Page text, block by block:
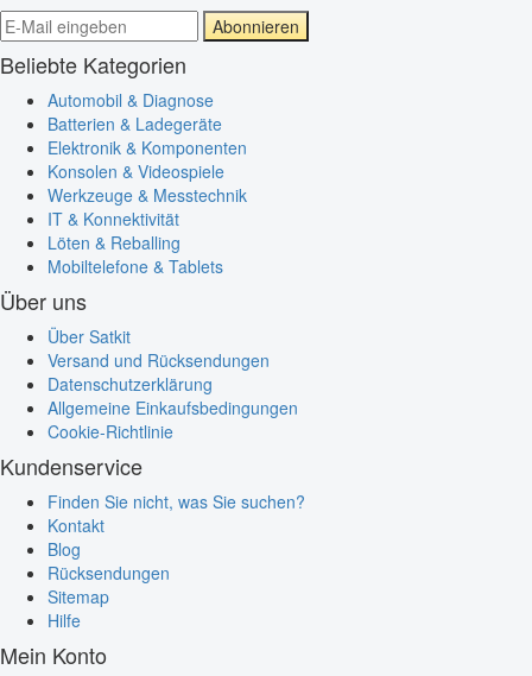
Abonnieren
Beliebte Kategorien
Automobil & Diagnose
Batterien & Ladegeräte
Elektronik & Komponenten
Konsolen & Videospiele
Werkzeuge & Messtechnik
IT & Konnektivität
Löten & Reballing
Mobiltelefone & Tablets
Über uns
Über Satkit
Versand und Rücksendungen
Datenschutzerklärung
Allgemeine Einkaufsbedingungen
Cookie-Richtlinie
Kundenservice
Finden Sie nicht, was Sie suchen?
Kontakt
Blog
Rücksendungen
Sitemap
Hilfe
Mein Konto